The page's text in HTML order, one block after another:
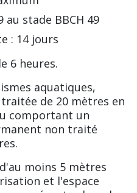
au stade BBCH 49
: 14 jours
6 heures.
aquatiques,
de 20 mètres en
comportant un
non traité
moins 5 mètres
et l'espace